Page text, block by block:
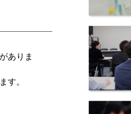
ありま
す。